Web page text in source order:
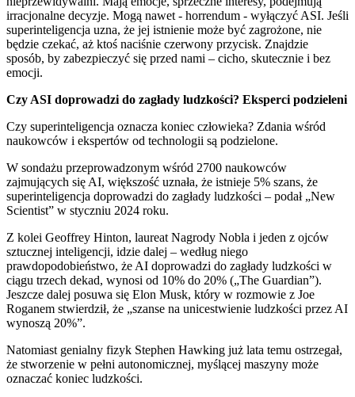
irracjonalne decyzje. Mogą nawet - horrendum - wyłączyć ASI. Jeśli
superinteligencja uzna, że jej istnienie może być zagrożone, nie
będzie czekać, aż ktoś naciśnie czerwony przycisk. Znajdzie
sposób, by zabezpieczyć się przed nami – cicho, skutecznie i bez
emocji.
Czy ASI doprowadzi do zagłady ludzkości? Eksperci podzieleni
Czy superinteligencja oznacza koniec człowieka? Zdania wśród
naukowców i ekspertów od technologii są podzielone.
W sondażu przeprowadzonym wśród 2700 naukowców
zajmujących się AI, większość uznała, że istnieje 5% szans, że
superinteligencja doprowadzi do zagłady ludzkości – podał „New
Scientist” w styczniu 2024 roku.
Z kolei Geoffrey Hinton, laureat Nagrody Nobla i jeden z ojców
sztucznej inteligencji, idzie dalej – według niego
prawdopodobieństwo, że AI doprowadzi do zagłady ludzkości w
ciągu trzech dekad, wynosi od 10% do 20% („The Guardian”).
Jeszcze dalej posuwa się Elon Musk, który w rozmowie z Joe
Roganem stwierdził, że „szanse na unicestwienie ludzkości przez AI
wynoszą 20%”.
Natomiast genialny fizyk Stephen Hawking już lata temu ostrzegał,
że stworzenie w pełni autonomicznej, myślącej maszyny może
oznaczać koniec ludzkości.